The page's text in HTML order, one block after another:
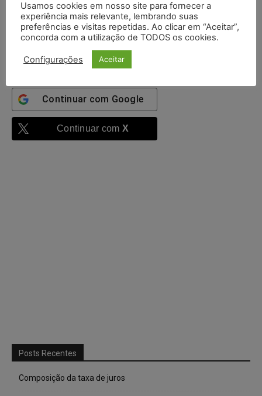
Mantenha-me
autenticado
Continuar com Google
Continuar com X
Posts Recentes
Composição da taxa de juros
Usamos cookies em nosso site para fornecer a
experiência mais relevante, lembrando suas
preferências e visitas repetidas. Ao clicar em “Aceitar”,
concorda com a utilização de TODOS os cookies.
Configurações Aceitar